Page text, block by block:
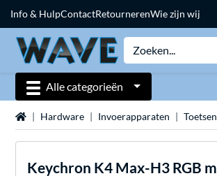
Info & HulpContactRetournerenWie zijn wij
Alle categorieën
Home Hardware Invoerapparaten
Keychron K4 Max-H3 RGB